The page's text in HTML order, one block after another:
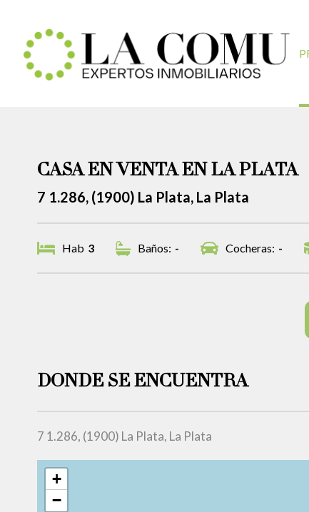
CASA EN VENTA EN LA PLATA
7 1.286, (1900) La Plata, La Plata
Hab 3 Baños: - Cocheras: -
DONDE SE ENCUENTRA
7 1.286, (1900) La Plata, La Plata
+
−